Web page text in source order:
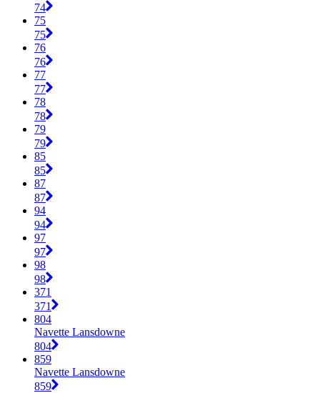
74
75
75
76
76
77
77
78
78
79
79
85
85
87
87
94
94
97
97
98
98
371
371
804
Navette Lansdowne
804
859
Navette Lansdowne
859